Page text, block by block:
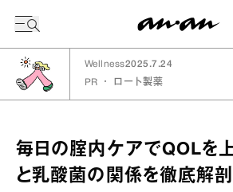
Wellness2025.7.24
PR ・ ロート製薬
毎日の腟内ケアでQOLを上
と乳酸菌の関係を徹底解剖